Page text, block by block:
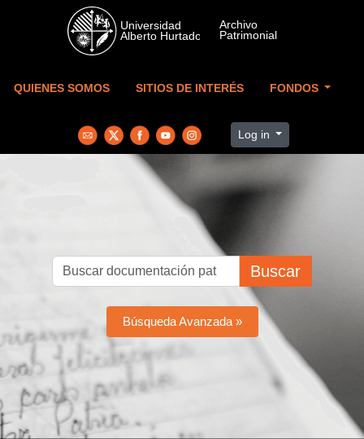
Skip to main content
QUIENES SOMOS SITIOS DE INTERÉS FONDOS
Log in
Buscar
Búsqueda Avanzada »